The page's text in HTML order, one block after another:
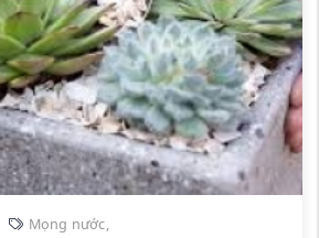
Mọng nước,